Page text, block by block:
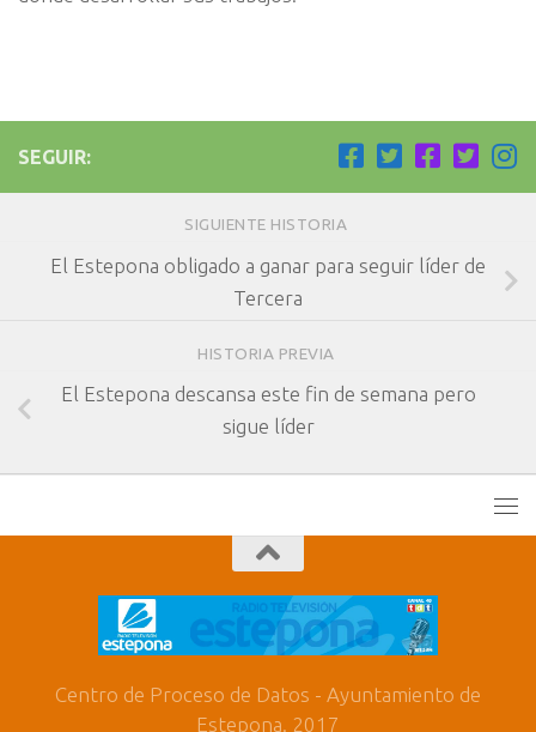
SEGUIR:
SIGUIENTE HISTORIA
El Estepona obligado a ganar para seguir líder de
Tercera
HISTORIA PREVIA
El Estepona descansa este fin de semana pero
sigue líder
Centro de Proceso de Datos - Ayuntamiento de
Estepona. 2017